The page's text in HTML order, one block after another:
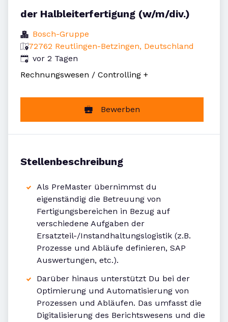
der Halbleiterfertigung (w/m/div.)
Bosch-Gruppe
72762 Reutlingen-Betzingen, Deutschland
Veröffentlicht:
vor 2 Tagen
Rechnungswesen / Controlling +
Bewerben
Stellenbeschreibung
Als PreMaster übernimmst du
eigenständig die Betreuung von
Fertigungsbereichen in Bezug auf
verschiedene Aufgaben der
Ersatzteil-/Instandhaltungslogistik (z.B.
Prozesse und Abläufe definieren, SAP
Auswertungen, etc.).
Darüber hinaus unterstützt Du bei der
Optimierung und Automatisierung von
Prozessen und Abläufen. Das umfasst die
Digitalisierung des Berichtswesens und die